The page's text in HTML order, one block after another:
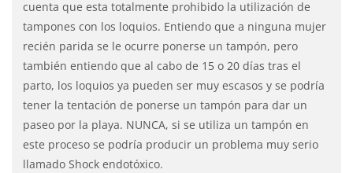
cuenta que esta totalmente prohibido la utilización de
tampones con los loquios. Entiendo que a ninguna mujer
recién parida se le ocurre ponerse un tampón, pero
también entiendo que al cabo de 15 o 20 días tras el
parto, los loquios ya pueden ser muy escasos y se podría
tener la tentación de ponerse un tampón para dar un
paseo por la playa. NUNCA, si se utiliza un tampón en
este proceso se podría producir un problema muy serio
llamado Shock endotóxico.